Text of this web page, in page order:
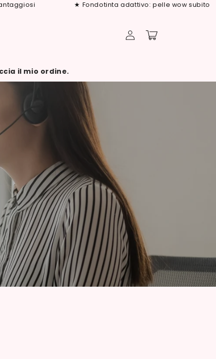
★ Fondotinta adattivo: pelle wow subito
il mio ordine.
Accedi Carrello